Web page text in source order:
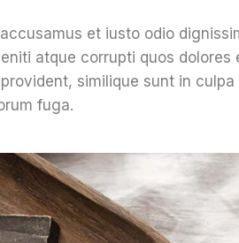
et iusto odio
atque corrupti quos
similique sunt in
fuga.